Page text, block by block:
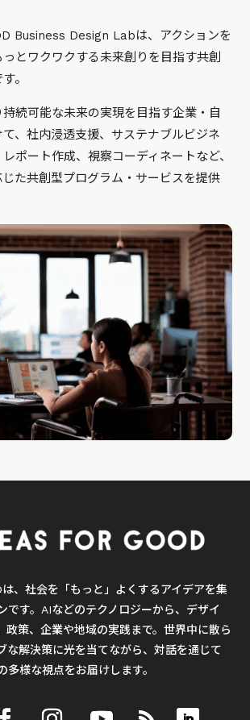
Business Design Labは、アクションを
とワクワクする未来創りを目指す共創
。
続可能な未来の実現を目指す企業・自
、社内浸透支援、サステナブルビジネ
ポート作成、視察コーディネートなど、
た共創型プログラム・サービスを提供
は、社会を「もっと」よくするアイデアを集
です。AIなどのテクノロジーから、デザイ
政策、企業や地域の実践まで。世界中に散ら
な解決策に光を当てながら、対話を通じて
多様な視点をお届けします。